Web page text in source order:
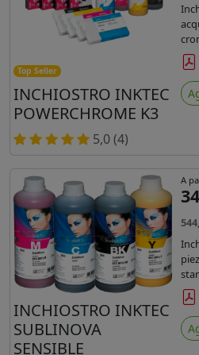
Top Seller
INCHIOSTRO INKTEC
POWERCHROME K3
5,0 (4)
INCHIOSTRO INKTEC
SUBLINOVA
SENSIBLE
A